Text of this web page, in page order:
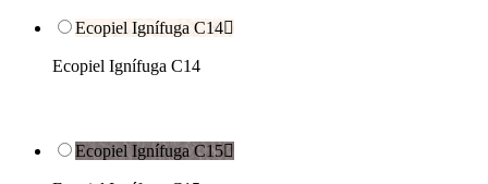
Ecopiel Ignífuga C14
Ecopiel Ignífuga C14
Ecopiel Ignífuga C15